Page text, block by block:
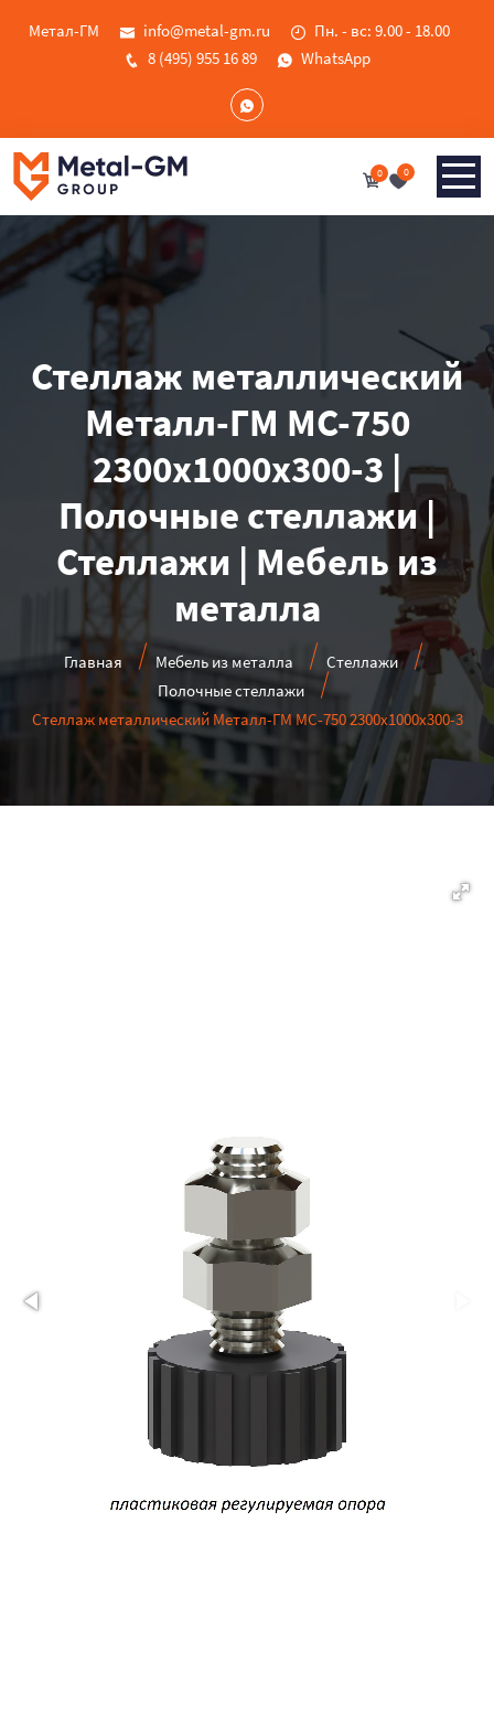
Метал-ГМ info@metal-gm.ru
Пн. - вс: 9.00 - 18.00
8 (495) 955 16 89
WhatsApp
0 0
Стеллаж металлический
Металл-ГМ МС-750
2300x1000x300-3 |
Полочные стеллажи |
Стеллажи | Мебель из
металла
Главная Мебель из металла
Стеллажи
Полочные стеллажи
Стеллаж металлический Металл-ГМ МС-750 2300x1000x300-3